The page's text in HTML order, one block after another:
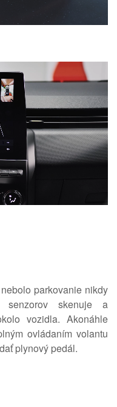
parkovanie nikdy
senzorov skenuje a
vozidla. Akonáhle
ovládaním volantu
plynový pedál.